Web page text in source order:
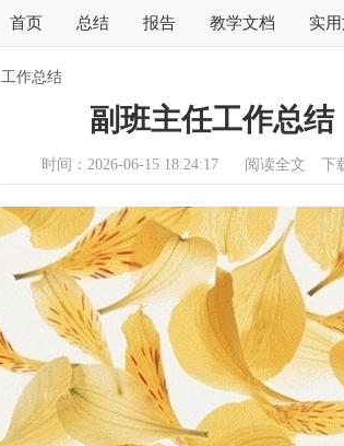
首页 总结 报告 教学文档 实
工作总结
副班主任工作总结
时间：2026-06-15 18:24:17 阅读全文 下